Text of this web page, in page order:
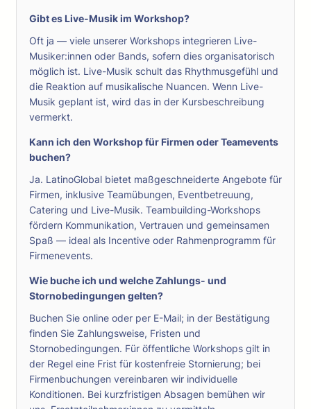
Gibt es Live-Musik im Workshop?
Oft ja — viele unserer Workshops integrieren Live-
Musiker:innen oder Bands, sofern dies organisatorisch
möglich ist. Live-Musik schult das Rhythmusgefühl und
die Reaktion auf musikalische Nuancen. Wenn Live-
Musik geplant ist, wird das in der Kursbeschreibung
vermerkt.
Kann ich den Workshop für Firmen oder Teamevents
buchen?
Ja. LatinoGlobal bietet maßgeschneiderte Angebote für
Firmen, inklusive Teamübungen, Eventbetreuung,
Catering und Live-Musik. Teambuilding-Workshops
fördern Kommunikation, Vertrauen und gemeinsamen
Spaß — ideal als Incentive oder Rahmenprogramm für
Firmenevents.
Wie buche ich und welche Zahlungs- und
Stornobedingungen gelten?
Buchen Sie online oder per E-Mail; in der Bestätigung
finden Sie Zahlungsweise, Fristen und
Stornobedingungen. Für öffentliche Workshops gilt in
der Regel eine Frist für kostenfreie Stornierung; bei
Firmenbuchungen vereinbaren wir individuelle
Konditionen. Bei kurzfristigen Absagen bemühen wir